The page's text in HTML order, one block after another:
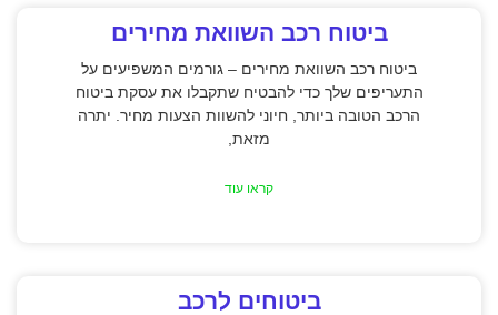
ביטוח רכב השוואת מחירים
ביטוח רכב השוואת מחירים – גורמים המשפיעים על
התעריפים שלך כדי להבטיח שתקבלו את עסקת ביטוח
הרכב הטובה ביותר, חיוני להשוות הצעות מחיר. יתרה
מזאת,
קראו עוד
ביטוחים לרכב